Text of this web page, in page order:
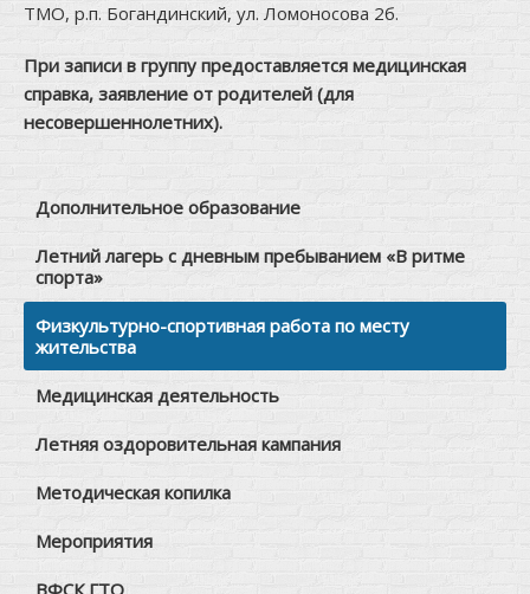
ТМО, р.п. Богандинский, ул. Ломоносова 2б.
При записи в группу предоставляется медицинская
справка, заявление от родителей (для
несовершеннолетних).
Дополнительное образование
Летний лагерь с дневным пребыванием «В ритме
спорта»
Физкультурно-спортивная работа по месту
жительства
Медицинская деятельность
Летняя оздоровительная кампания
Методическая копилка
Мероприятия
ВФСК ГТО